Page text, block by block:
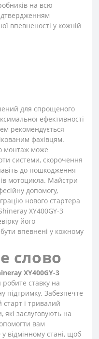
на всю
впевненості у кожній
для спрощеного
ефективності
рекомендується
фахівцям.
монтаж може
системи, скорочення
до пошкодження
мотоцикла. Майстри
допомогу,
нового стартера
XY400GY-3
його
впевнені у кожному
слово
XY400GY-3
ставку на
підтримку. Забезпечте
і тривалий
заслуговують на
вам
відмінному стані, щоб